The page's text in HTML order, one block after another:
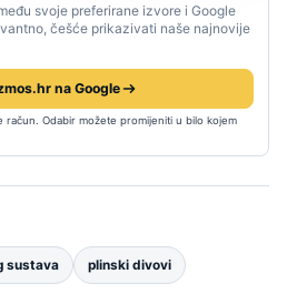
svoje preferirane izvore i Google
češće prikazivati naše najnovije
na Google
račun. Odabir možete promijeniti u bilo kojem
sustava plinski divovi